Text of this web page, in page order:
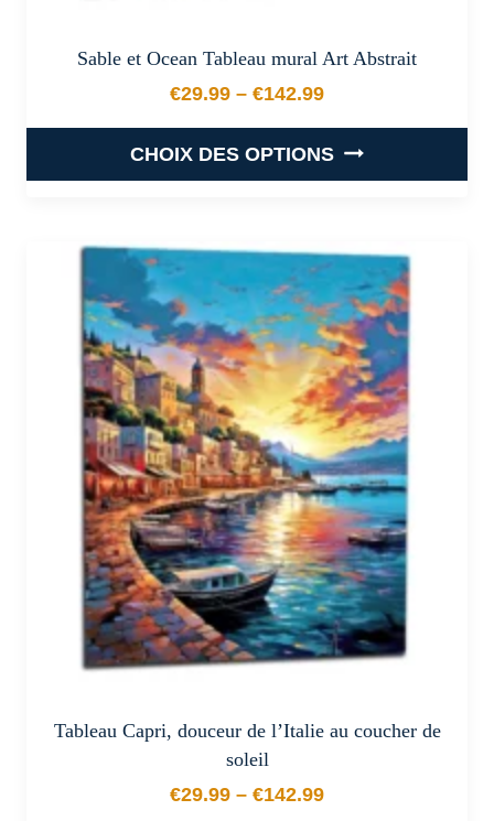
Sable et Ocean Tableau mural Art Abstrait
€29.99 – €142.99
Plage de prix : €29.99 à
CHOIX DES OPTIONS
a
plusieurs
variations.
Les
options
peuvent
être
choisies
sur
la
page
du
produit
Tableau Capri, douceur de l’Italie au coucher de
soleil
€29.99 – €142.99
Plage de prix : €29.99 à